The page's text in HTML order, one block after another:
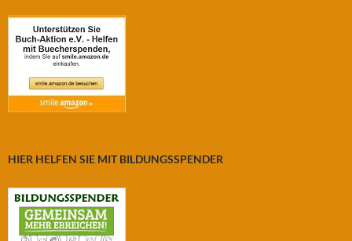
HIER HELFEN SIE MIT BILDUNGSSPENDER